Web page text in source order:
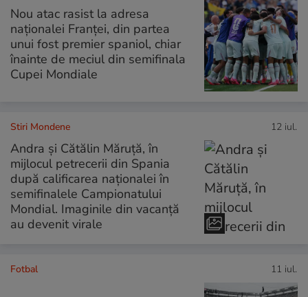
Nou atac rasist la adresa
naționalei Franței, din partea
unui fost premier spaniol, chiar
înainte de meciul din semifinala
Cupei Mondiale
Stiri Mondene 12 iul.
Andra și Cătălin Măruță, în
mijlocul petrecerii din Spania
după calificarea naționalei în
semifinalele Campionatului
Mondial. Imaginile din vacanță
au devenit virale
Fotbal 11 iul.